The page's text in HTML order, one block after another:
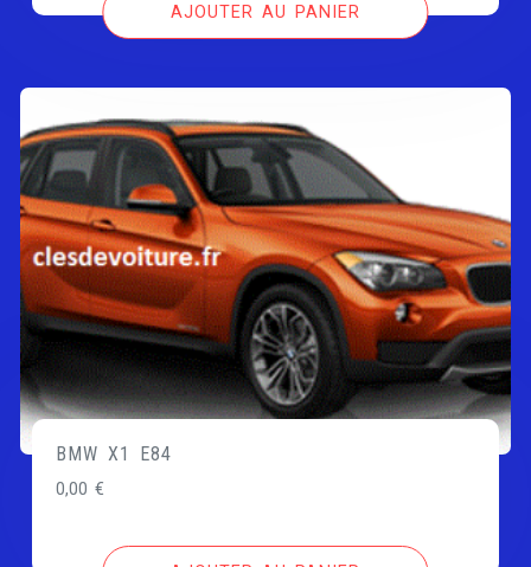
AJOUTER AU PANIER
BMW X1 E84
0,00€